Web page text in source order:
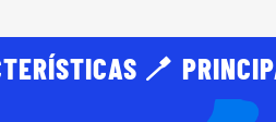
🪥